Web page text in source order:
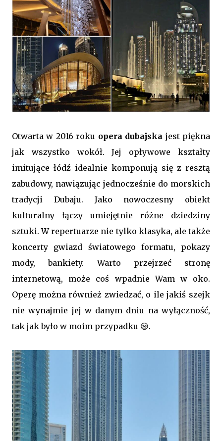
Otwarta w 2016 roku opera dubajska jest piękna
jak wszystko wokół. Jej opływowe kształty
imitujące łódź idealnie komponują się z resztą
zabudowy, nawiązując jednocześnie do morskich
tradycji Dubaju. Jako nowoczesny obiekt
kulturalny łączy umiejętnie różne dziedziny
sztuki. W repertuarze nie tylko klasyka, ale także
koncerty gwiazd światowego formatu, pokazy
mody, bankiety. Warto przejrzeć stronę
internetową, może coś wpadnie Wam w oko.
Operę można również zwiedzać, o ile jakiś szejk
nie wynajmie jej w danym dniu na wyłączność,
tak jak było w moim przypadku 😪.